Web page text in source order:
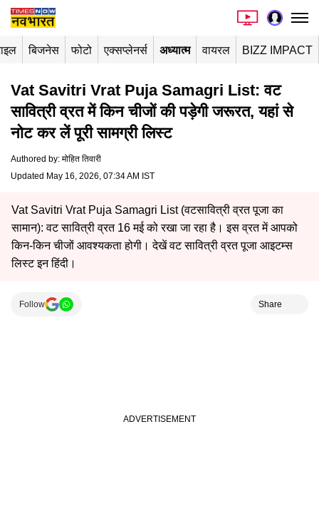
बिजनेस फोटो एक्सप्लेनर्स अध्यात्म वायरल BIZZ IMPACT
Vat Savitri Vrat Puja Samagri List: वट
सावित्री व्रत में किन चीजों की पड़ेगी जरूरत, यहां से
नोट कर लें पूरी सामग्री लिस्ट
Authored by: मोहित तिवारी
Updated May 16, 2026, 07:34 AM IST
Vat Savitri Vrat Puja Samagri List (वटसावित्री व्रत पूजा का
सामान): वट सावित्री व्रत 16 मई को रखा जा रहा है। इस व्रत में आपको
किन-किन चीजों आवश्यकता होगी। देखें वट सावित्री व्रत पूजा आइटम्स
लिस्ट इन हिंदी।
Follow Share